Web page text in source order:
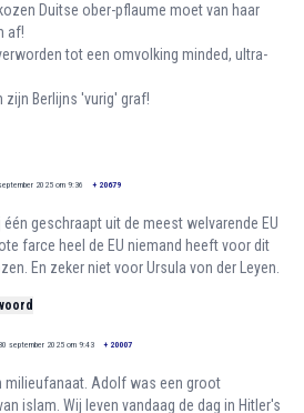
Duitse ober-pflaume moet van haar
af!
tot een omvolking minded, ultra-
Berlijns 'vurig' graf!
2025 om 9:36 + 20679
geschraapt uit de meest welvarende EU
farce heel de EU niemand heeft voor dit
En zeker niet voor Ursula von der Leyen.
30 september 2025 om 9:43 + 20007
milieufanaat. Adolf was een groot
islam. Wij leven vandaag de dag in Hitler's